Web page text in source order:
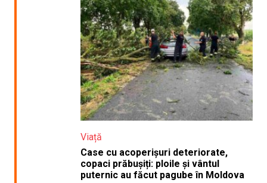
Viață
Case cu acoperișuri deteriorate,
copaci prăbușiți: ploile și vântul
puternic au făcut pagube în Moldova